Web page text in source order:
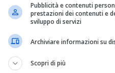
Pubblicità e contenuti
prestazioni dei contenuti e
sviluppo di servizi
Archiviare informazioni su
Scopri di più